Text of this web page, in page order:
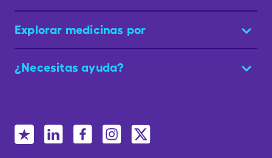
Explorar medicinas por
¿Necesitas ayuda?